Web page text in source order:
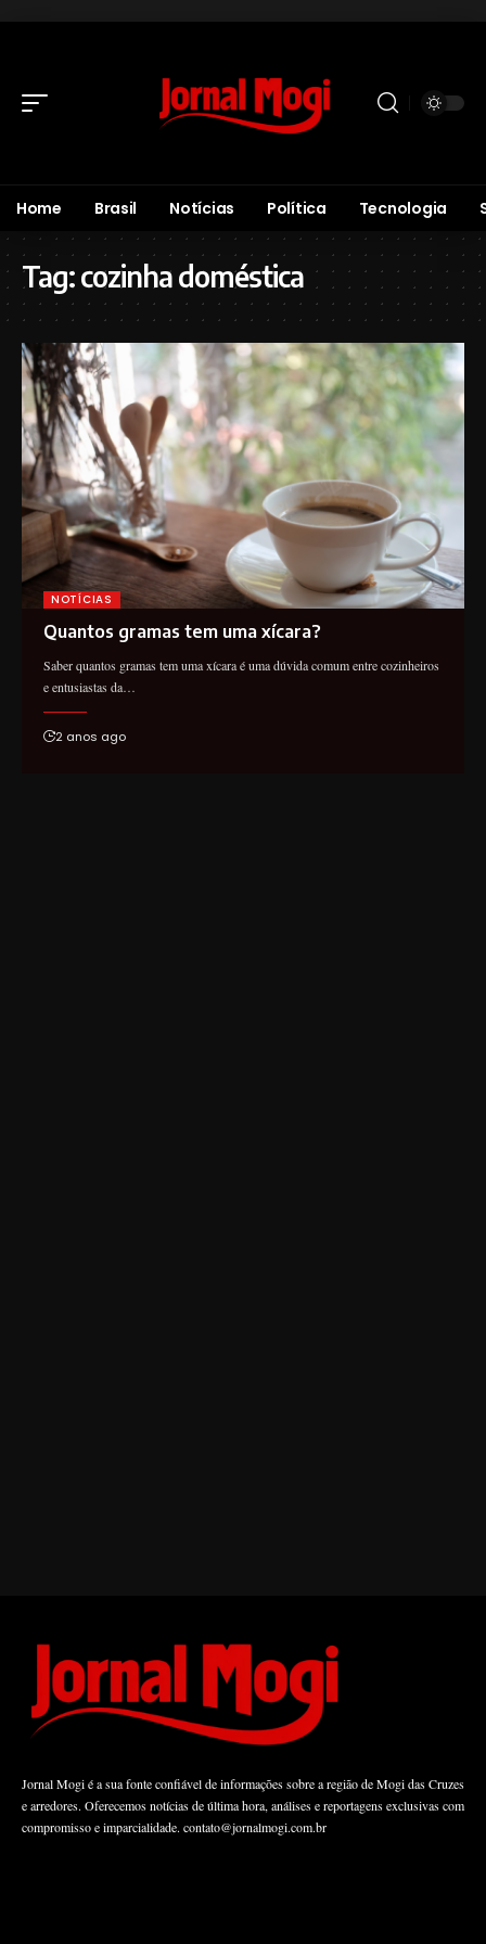
Home Brasil Notícias Política Tecnologia
Tag:cozinha doméstica
NOTÍCIAS
Quantos gramas tem uma xícara?
Saber quantos gramas tem uma xícara é uma dúvida comum entre cozinheiros
e entusiastas da…
2 anos ago
Jornal Mogi é a sua fonte confiável de informações sobre a região de Mogi das Cruzes
e arredores. Oferecemos notícias de última hora, análises e reportagens exclusivas com
compromisso e imparcialidade. contato@jornalmogi.com.br